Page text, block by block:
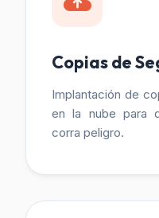
Copias de
Implantación de
en la nube para
corra peligro.